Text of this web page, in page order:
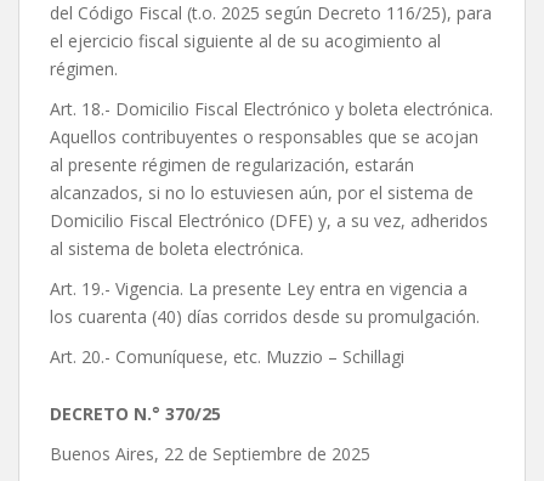
del Código Fiscal (t.o. 2025 según Decreto 116/25), para
el ejercicio fiscal siguiente al de su acogimiento al
régimen.
Art. 18.- Domicilio Fiscal Electrónico y boleta electrónica.
Aquellos contribuyentes o responsables que se acojan
al presente régimen de regularización, estarán
alcanzados, si no lo estuviesen aún, por el sistema de
Domicilio Fiscal Electrónico (DFE) y, a su vez, adheridos
al sistema de boleta electrónica.
Art. 19.- Vigencia. La presente Ley entra en vigencia a
los cuarenta (40) días corridos desde su promulgación.
Art. 20.- Comuníquese, etc. Muzzio – Schillagi
DECRETO N.° 370/25
Buenos Aires, 22 de Septiembre de 2025